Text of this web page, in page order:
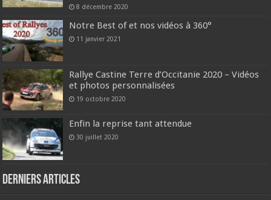
8 décembre 2020
Notre Best of et nos vidéos à 360°
11 janvier 2021
Rallye Castine Terre d’Occitanie 2020 – Vidéos
et photos personnalisées
19 octobre 2020
Enfin la reprise tant attendue
30 juillet 2020
Derniers articles